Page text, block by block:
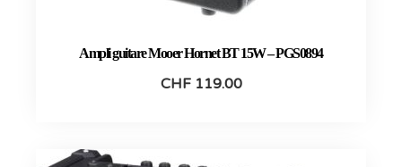
Ampli guitare Mooer Hornet BT 15W – PGS0894
CHF119.00